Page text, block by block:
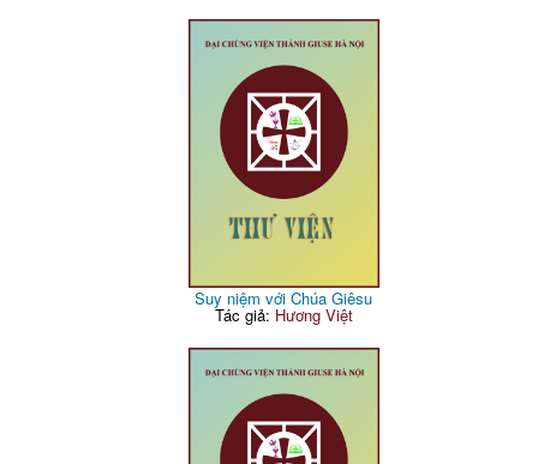
Suy niệm với Chúa Giêsu
Tác giả: Hương Việt